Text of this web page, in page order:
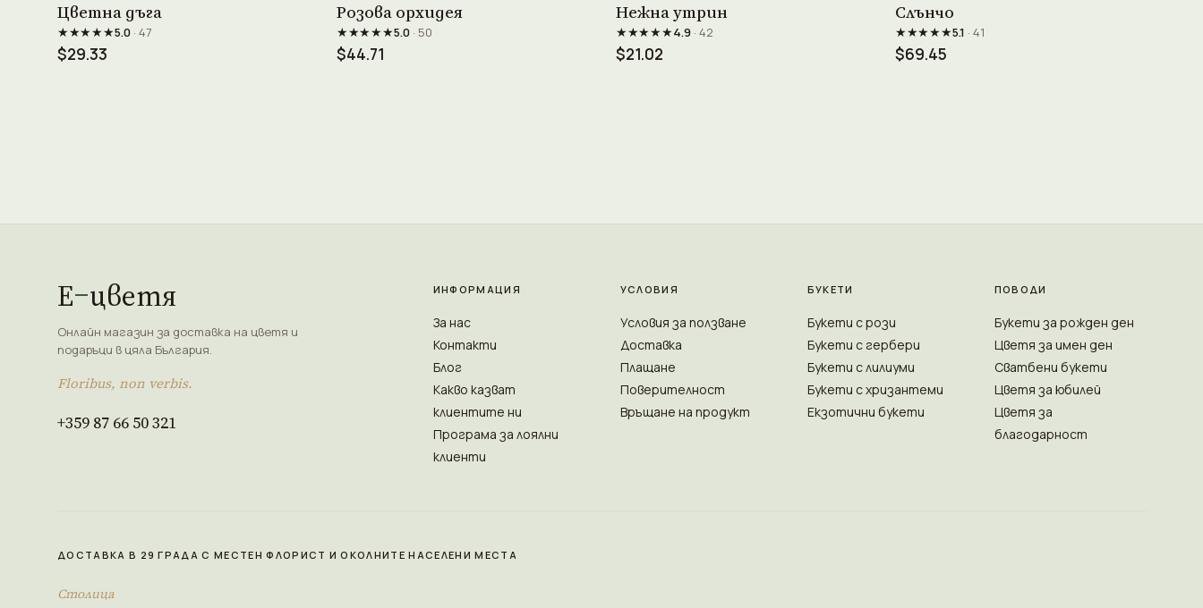
Цветна дъга
★★★★★5.0· 47
$29.33
Розова орхидея
★★★★★5.0· 50
$44.71
Нежна утрин
★★★★★4.9· 42
$21.02
Слънчо
★★★★★5.1 · 41
$69.45
Е цветя
Онлайн магазин за доставка на цветя и
подаръци в цяла България.
Floribus, non verbis.
+359 87 66 50 321
ИНФОРМАЦИЯ
За нас
Контакти
Блог
Какво казват
клиентите ни
Програма за лоялни
клиенти
УСЛОВИЯ
Условия за ползване
Доставка
Плащане
Поверителност
Връщане на продукт
БУКЕТИ
Букети с рози
Букети с гербери
Букети с лилиуми
Букети с хризантеми
Екзотични букети
ПОВОДИ
Букети за рожден ден
Цветя за имен ден
Сватбени букети
Цветя за юбилей
Цветя за
благодарност
ДОСТАВКА В 29 ГРАДА С МЕСТЕН ФЛОРИСТ И ОКОЛНИТЕ НАСЕЛЕНИ МЕСТА
Столица